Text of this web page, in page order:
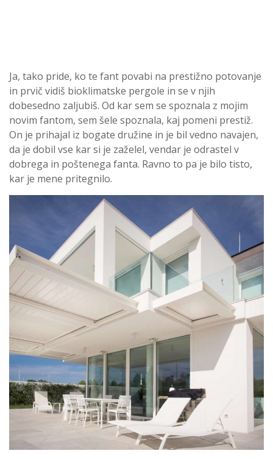
Ja, tako pride, ko te fant povabi na prestižno potovanje
in prvič vidiš bioklimatske pergole in se v njih
dobesedno zaljubiš. Od kar sem se spoznala z mojim
novim fantom, sem šele spoznala, kaj pomeni prestiž.
On je prihajal iz bogate družine in je bil vedno navajen,
da je dobil vse kar si je zaželel, vendar je odrastel v
dobrega in poštenega fanta. Ravno to pa je bilo tisto,
kar je mene pritegnilo.